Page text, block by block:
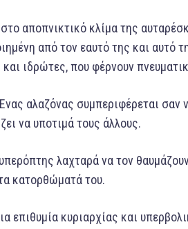
αποπνικτικό κλίμα της
από τον εαυτό της και αυτό
ιδρώτες, που φέρνουν
αλαζόνας συμπεριφέρεται σαν
να υποτιμά τους άλλους.
λαχταρά να τον
κατορθώματά του.
επιθυμία κυριαρχίας και